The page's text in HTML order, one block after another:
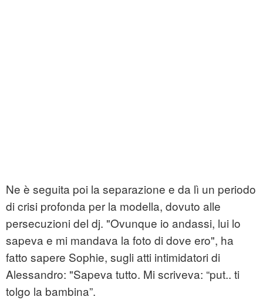
Ne è seguita poi la separazione e da lì un periodo
di crisi profonda per la modella, dovuto alle
persecuzioni del dj. "Ovunque io andassi, lui lo
sapeva e mi mandava la foto di dove ero", ha
fatto sapere Sophie, sugli atti intimidatori di
Alessandro: "Sapeva tutto. Mi scriveva: “put.. ti
tolgo la bambina”.